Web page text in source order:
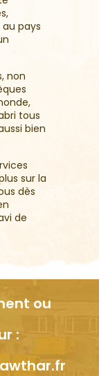
pays
non
tous
bien
sur la
dès
de
ou
: